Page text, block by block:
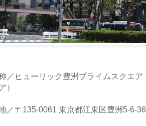
ヒューリック豊洲プライムスクエア
）
／〒135-0061 東京都江東区豊洲5-6-